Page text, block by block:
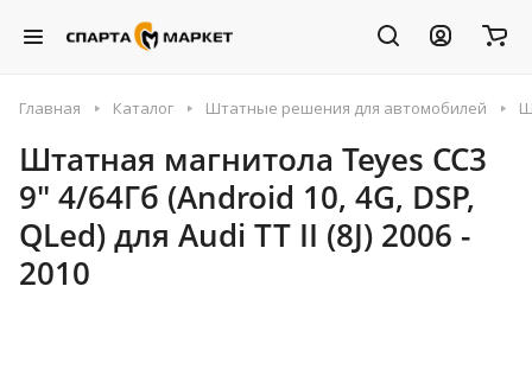
Главная Каталог Штатные решения для автомобилей
Штатная магнитола Teyes CC3
9" 4/64Гб (Android 10, 4G, DSP,
QLed) для Audi TT II (8J) 2006 -
2010